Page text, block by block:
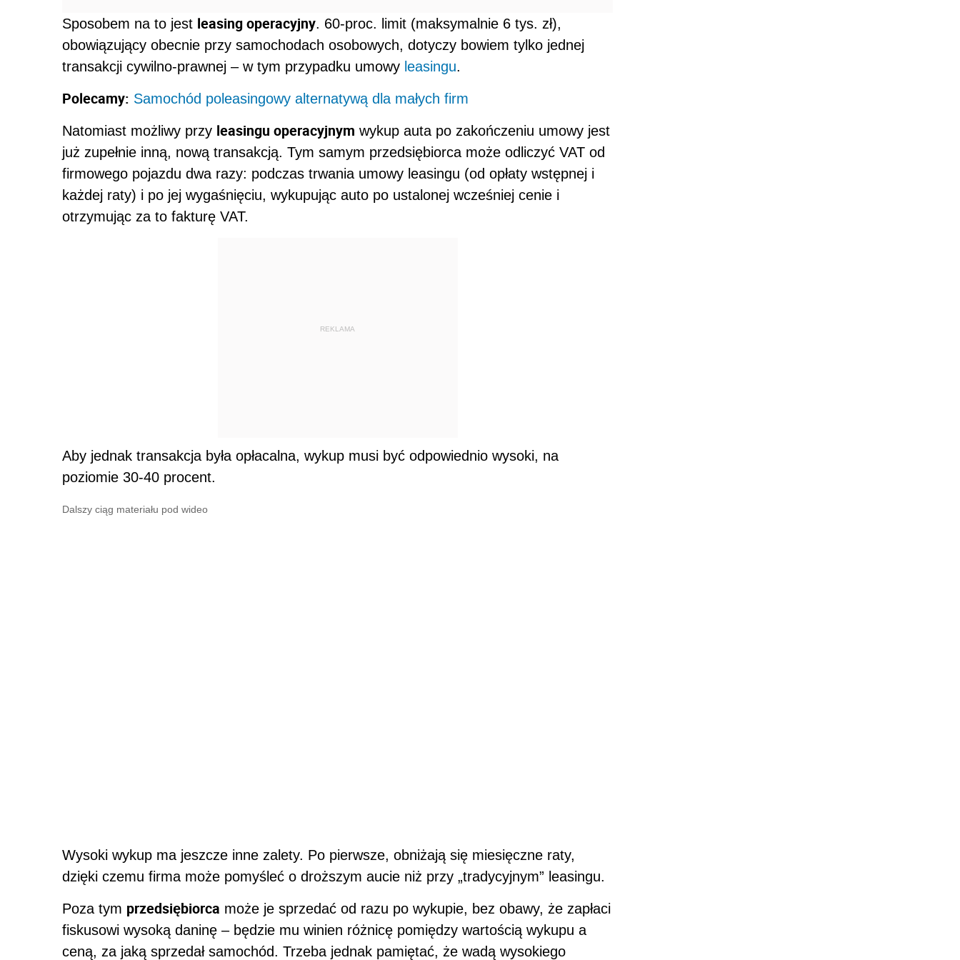
Sposobem na to jest leasing operacyjny. 60-proc. limit (maksymalnie 6 tys. zł),
obowiązujący obecnie przy samochodach osobowych, dotyczy bowiem tylko jednej
transakcji cywilno-prawnej – w tym przypadku umowy leasingu.
Polecamy: Samochód poleasingowy alternatywą dla małych firm
Natomiast możliwy przy leasingu operacyjnym wykup auta po zakończeniu umowy jest
już zupełnie inną, nową transakcją. Tym samym przedsiębiorca może odliczyć VAT od
firmowego pojazdu dwa razy: podczas trwania umowy leasingu (od opłaty wstępnej i
każdej raty) i po jej wygaśnięciu, wykupując auto po ustalonej wcześniej cenie i
otrzymując za to fakturę VAT.
REKLAMA
Aby jednak transakcja była opłacalna, wykup musi być odpowiednio wysoki, na
poziomie 30-40 procent.
Dalszy ciąg materiału pod wideo
Wysoki wykup ma jeszcze inne zalety. Po pierwsze, obniżają się miesięczne raty,
dzięki czemu firma może pomyśleć o droższym aucie niż przy „tradycyjnym” leasingu.
Poza tym przedsiębiorca może je sprzedać od razu po wykupie, bez obawy, że zapłaci
fiskusowi wysoką daninę – będzie mu winien różnicę pomiędzy wartością wykupu a
ceną, za jaką sprzedał samochód. Trzeba jednak pamiętać, że wadą wysokiego